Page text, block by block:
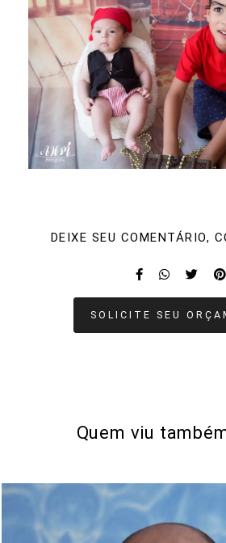
DEIXE SEU COMENTÁRIO,
SOLICITE SEU
Quem viu